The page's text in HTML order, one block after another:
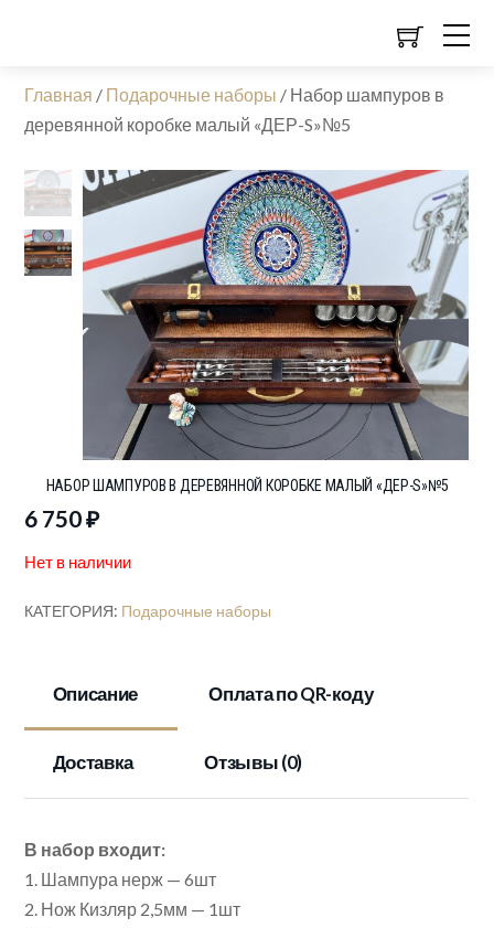
Главная / Подарочные наборы / Набор шампуров в
деревянной коробке малый «ДЕР-S»№5
НАБОР ШАМПУРОВ В ДЕРЕВЯННОЙ КОРОБКЕ МАЛЫЙ «ДЕР-S»№5
6 750₽
Нет в наличии
КАТЕГОРИЯ: Подарочные наборы
Описание Оплата по QR-коду
Доставка Отзывы (0)
В набор входит:
1. Шампура нерж — 6шт
2. Нож Кизляр 2,5мм — 1шт